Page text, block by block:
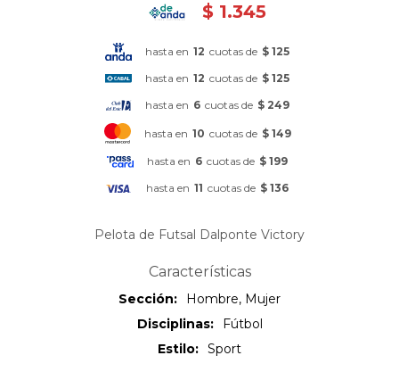
$ 1.345
hasta en 12 cuotas de $ 125
hasta en 12 cuotas de $ 125
hasta en 6 cuotas de $ 249
hasta en 10 cuotas de $ 149
hasta en 6 cuotas de $ 199
hasta en 11 cuotas de $ 136
Pelota de Futsal Dalponte Victory
Características
Sección
Hombre, Mujer
Disciplinas
Fútbol
Estilo
Sport